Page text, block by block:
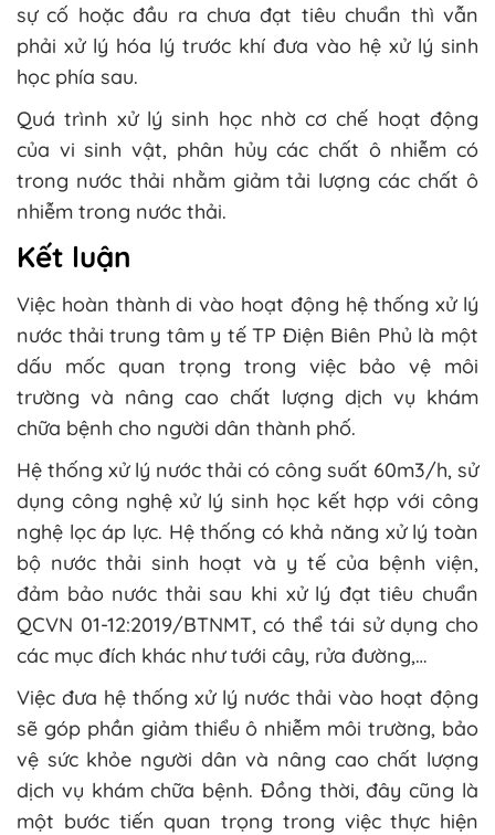
sự cố hoặc đầu ra chưa đạt tiêu chuẩn thì vẫn
phải xử lý hóa lý trước khí đưa vào hệ xử lý sinh
học phía sau.
Quá trình xử lý sinh học nhờ cơ chế hoạt động
của vi sinh vật, phân hủy các chất ô nhiễm có
trong nước thải nhằm giảm tải lượng các chất ô
nhiễm trong nước thải.
Kết luận
Việc hoàn thành di vào hoạt động hệ thống xử lý
nước thải trung tâm y tế TP Điện Biên Phủ là một
dấu mốc quan trọng trong việc bảo vệ môi
trường và nâng cao chất lượng dịch vụ khám
chữa bệnh cho người dân thành phố.
Hệ thống xử lý nước thải có công suất 60m3/h, sử
dụng công nghệ xử lý sinh học kết hợp với công
nghệ lọc áp lực. Hệ thống có khả năng xử lý toàn
bộ nước thải sinh hoạt và y tế của bệnh viện,
đảm bảo nước thải sau khi xử lý đạt tiêu chuẩn
QCVN 01-12:2019/BTNMT, có thể tái sử dụng cho
các mục đích khác như tưới cây, rửa đường,…
Việc đưa hệ thống xử lý nước thải vào hoạt động
sẽ góp phần giảm thiểu ô nhiễm môi trường, bảo
vệ sức khỏe người dân và nâng cao chất lượng
dịch vụ khám chữa bệnh. Đồng thời, đây cũng là
một bước tiến quan trọng trong việc thực hiện